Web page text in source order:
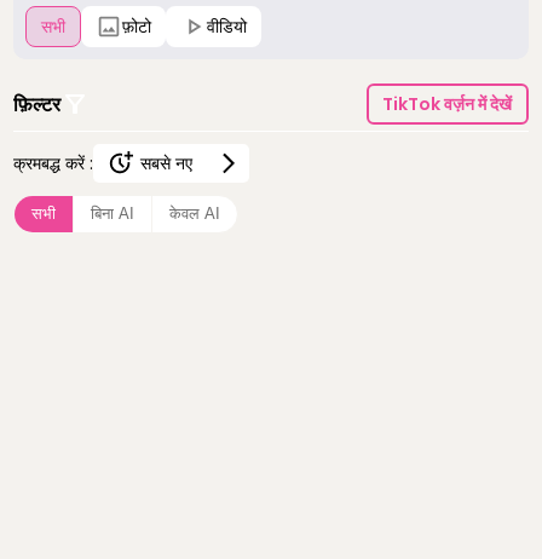
सभी फ़ोटो वीडियो
फ़िल्टर TikTok वर्ज़न में देखें
क्रमबद्ध करें :
सबसे नए
सबसे नए
सभी बिना AI केवल AI